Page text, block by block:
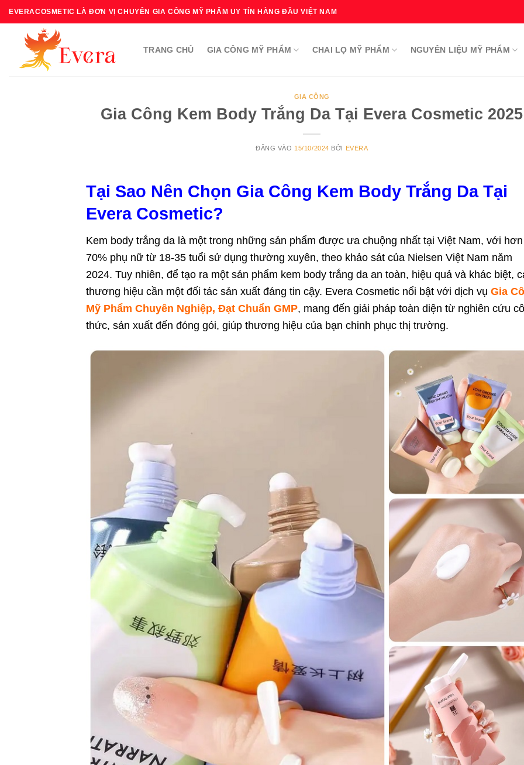
Bỏ
qua
EVERACOSMETIC LÀ ĐƠN VỊ CHUYÊN GIA CÔNG MỸ PHẨM UY TÍN HÀNG ĐẦU VIỆT NAM
TRANG CHỦ GIA CÔNG MỸ PHẨM CHAI LỌ MỸ PHẨM NGUYÊN LIỆU MỸ PHẨM
GIA CÔNG
Gia Công Kem Body Trắng Da Tại Evera Cosmetic 2025
ĐĂNG VÀO 15/10/2024 BỞI EVERA
Tại Sao Nên Chọn Gia Công Kem Body Trắng Da Tại
Evera Cosmetic?
Kem body trắng da là một trong những sản phẩm được ưa chuộng nhất tại Việt Nam, với hơn
70% phụ nữ từ 18-35 tuổi sử dụng thường xuyên, theo khảo sát của Nielsen Việt Nam năm
2024. Tuy nhiên, để tạo ra một sản phẩm kem body trắng da an toàn, hiệu quả và khác biệt,
thương hiệu cần một đối tác sản xuất đáng tin cậy. Evera Cosmetic nổi bật với dịch vụ Gia
Mỹ Phẩm Chuyên Nghiệp, Đạt Chuẩn GMP, mang đến giải pháp toàn diện từ nghiên cứu
thức, sản xuất đến đóng gói, giúp thương hiệu của bạn chinh phục thị trường.